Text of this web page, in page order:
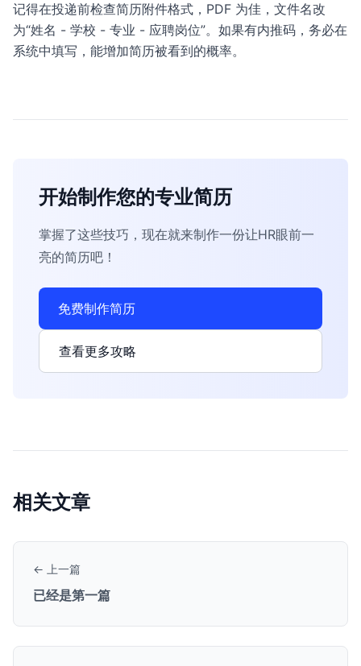
记得在投递前检查简历附件格式，PDF 为佳，文件名改
为“姓名 - 学校 - 专业 - 应聘岗位”。如果有内推码，务必在
系统中填写，能增加简历被看到的概率。
开始制作您的专业简历
掌握了这些技巧，现在就来制作一份让HR眼前一
亮的简历吧！
免费制作简历
查看更多攻略
相关文章
← 上一篇
已经是第一篇